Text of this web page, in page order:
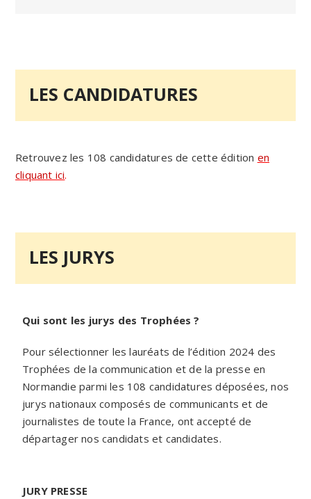
LES CANDIDATURES
Retrouvez les 108 candidatures de cette édition en
cliquant ici.
LES JURYS
Qui sont les jurys des Trophées ?
Pour sélectionner les lauréats de l’édition 2024 des
Trophées de la communication et de la presse en
Normandie parmi les 108 candidatures déposées, nos
jurys nationaux composés de communicants et de
journalistes de toute la France, ont accepté de
départager nos candidats et candidates.
JURY PRESSE